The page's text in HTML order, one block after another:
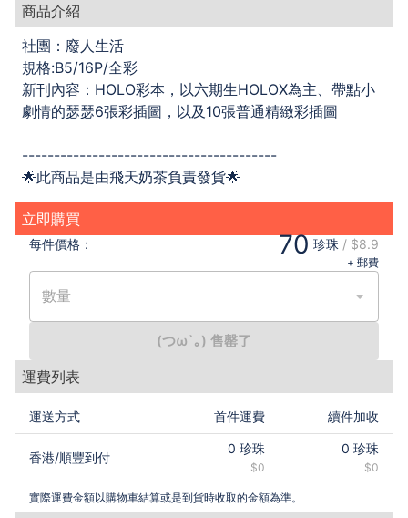
商品介紹
社團：廢人生活
規格:B5/16P/全彩
新刊內容：HOLO彩本，以六期生HOLOX為主、帶點小
劇情的瑟瑟6張彩插圖，以及10張普通精緻彩插圖
----------------------------------------
🌟此商品是由飛天奶茶負責發貨🌟
立即購買
每件價格： 70 珍珠 / $8.9
+ 郵費
數量
(つω`｡) 售罄了
運費列表
運送方式 首件運費 續件加收
香港/順豐到付
0 珍珠
$0
0 珍珠
$0
實際運費金額以購物車結算或是到貨時收取的金額為準。